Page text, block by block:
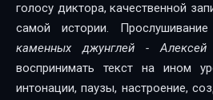
25
голосу диктора, качественной
самой истории.
каменных джунглей - Алексей
воспринимать текст на ином
интонации, паузы, настроение,